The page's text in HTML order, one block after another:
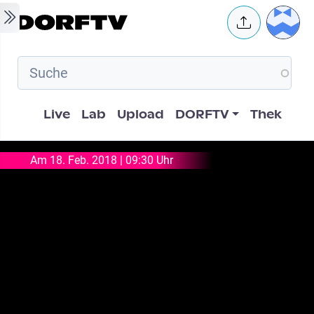
Skip to main content User
Hauptnavigation
Live Lab Upload DORFTV Thek
Am 18. Feb. 2018 | 09:30 Uhr